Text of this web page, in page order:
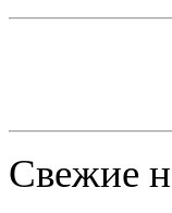
Свежие